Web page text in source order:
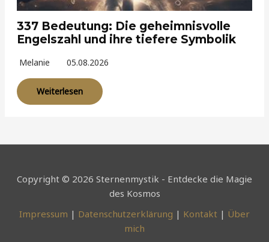
337 Bedeutung: Die geheimnisvolle
Engelszahl und ihre tiefere Symbolik
Melanie 05.08.2026
Weiterlesen
Copyright © 2026 Sternenmystik - Entdecke die Magie
des Kosmos
Impressum | Datenschutzerklärung | Kontakt | Über
mich